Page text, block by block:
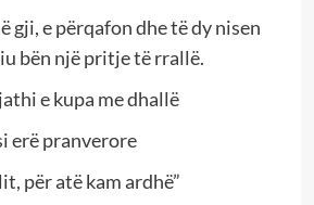
gji, e përqafon dhe të dy nisen
bën një pritje të rrallë.
e kupa me dhallë
erë pranverore
për atë kam ardhë”